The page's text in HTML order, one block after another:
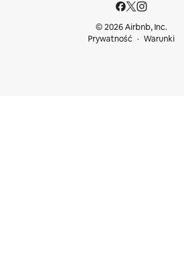
© 2026 Airbnb, Inc.
Prywatność
Warunki